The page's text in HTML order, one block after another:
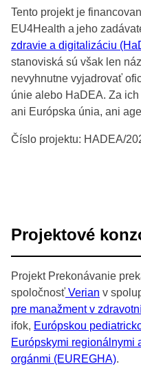
Tento projekt je
EU4Health a jeho
zdravie a digitalizáciu
stanoviská sú však len
nevyhnutne vyjadrovať
únie alebo HaDEA. Za
ani Európska únia, ani
Číslo projektu: HADEA/
Projektové
Projekt Prekonávanie
spoločnosť Verian v
pre manažment v
ifok, Európskou
Európskymi regionálnymi
orgánmi (EUREGHA).